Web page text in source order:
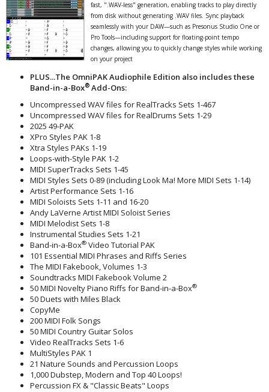
fast, ".WAV-less" generation, enabling tracks to play directly
from disk without generating .WAV files. Sync playback
seamlessly with your DAW—such as Presonus Studio One or
Pro Tools—including support for floating-point tempo
changes, allowing you to quickly change styles while working
on your project
PLUS...The OmniPAK Audiophile Edition also includes these
Band-in-a-Box® Add-Ons:
Uncompressed WAV files for RealTracks Sets 1-467
Uncompressed WAV files for RealDrums Sets 1-29
2025 49-PAK
XPro Styles PAK 1-8
Xtra Styles PAKs 1-19
Loops-with-Style PAK 1-2
MIDI SuperTracks Sets 1-45
MIDI Styles Sets 0-89 (including Look Ma! More MIDI Sets 1-14)
Artist Performance Sets 1-16
MIDI Soloists Sets 1-11 and 16-20
Andy LaVerne Artist MIDI Soloist Series
MIDI Melodist Sets 1-8
Instrumental Studies Sets 1-21
Band-in-a-Box® Video Tutorial PAK
101 Essential MIDI Phrases and Riffs Series
The MIDI Fakebook, Volumes 1-3
Soundtracks MIDI Fakebook Volume 2
50 MIDI Novelty Piano Riffs for Band-in-a-Box®
50 Duets with Miles Black
CopyMe
200 MIDI Folk Songs
50 MIDI Country Guitar Solos
Video RealTracks Sets 1-6
MultiStyles PAK 1
21 Nature Sounds and Percussion Loops
1,000 Dubstep, Modern and Top 40 Loops!
Percussion FX & "Classic Beats" Loops